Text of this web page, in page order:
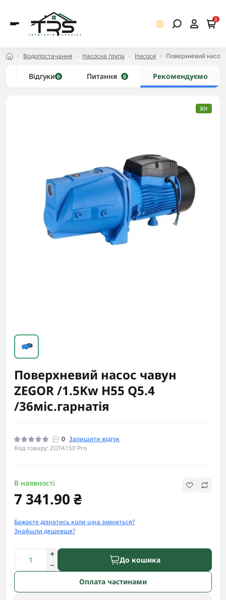
0
Водопостачання Насосна група Насоси Поверхневий насос
Відгуки 0 Питання 0 Рекомендуємо
Хіт
Поверхневий насос чавун
ZEGOR /1.5Kw H55 Q5.4
/36міс.гарнатія
0 Залишити відгук
Код товару: ZOTA150 Pro
В наявності
7 341.90 ₴
Бажаєте дізнатись коли ціна зміниться?
Знайшли дешевше?
До кошика
Оплата частинами